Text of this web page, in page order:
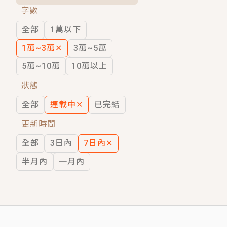
穿越｜《穿越遠古後成了野人娘子》你
字數
全部
1萬以下
1萬~3萬 ✕
3萬~5萬
5萬~10萬
10萬以上
狀態
全部
連載中 ✕
已完結
更新時間
全部
3日內 7日內 ✕
半月內
一月內